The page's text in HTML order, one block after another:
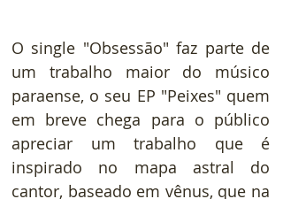
O single "Obsessão" faz parte de
um trabalho maior do músico
paraense, o seu EP "Peixes" quem
em breve chega para o público
apreciar um trabalho que é
inspirado no mapa astral do
cantor, baseado em vênus, que na